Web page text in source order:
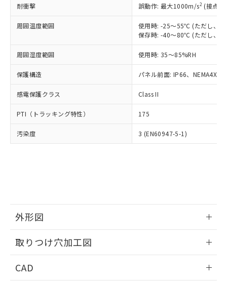
耐衝撃 誤動作: 最大1000m/s2 (接点
周囲温度範囲
使用時: -25～55℃ (ただし、氷
保存時: -40～80℃ (ただし、氷
周囲湿度範囲 使用時: 35～85%RH
保護構造 パネル前面: IP66、NEMA4X,
感電保護クラス Class II
PTI（トラッキング特性） 175
汚染度 3 (EN60947-5-1)
外形図
取りつけ穴加工図
CAD
ビス）をご利用いただくには、I-Web
メンバーズにご登録されている必要が
お客様が当ウェブサイト上で当社にご
登録された部品リストについて、当社
および当社の共同利用者が、当社の製
品・サービスに関するお客様との取
引・商談に必要な範囲で利用すること
をご了承ください。
の共同利用に関して"
の「1.共同利
用者の範囲」に記載されている法人を
月が前後することがあります。
※3 非含有証明書ダウンロード
下記の非含有証明書をダウンロードするこ
EU RoHS指令（10物質）の非含有証明書
51物質の非含有証明書（当社基準）
※本証明書は発行日時点で非含有を証明す
るもので、過去に遡って非含有を証明する
ものではありません。
り、2022年1月12日より割愛しておりま
す。
質が外部に漏えいし、環境に深刻な影響を
及ぼさない年数を意味します。
「－」：未確認です。当社販売部門へお問
法に輸出するおそれがある場合は、取
キャンセル
受注生産機種、また在庫状況の
情報を公開していない機種